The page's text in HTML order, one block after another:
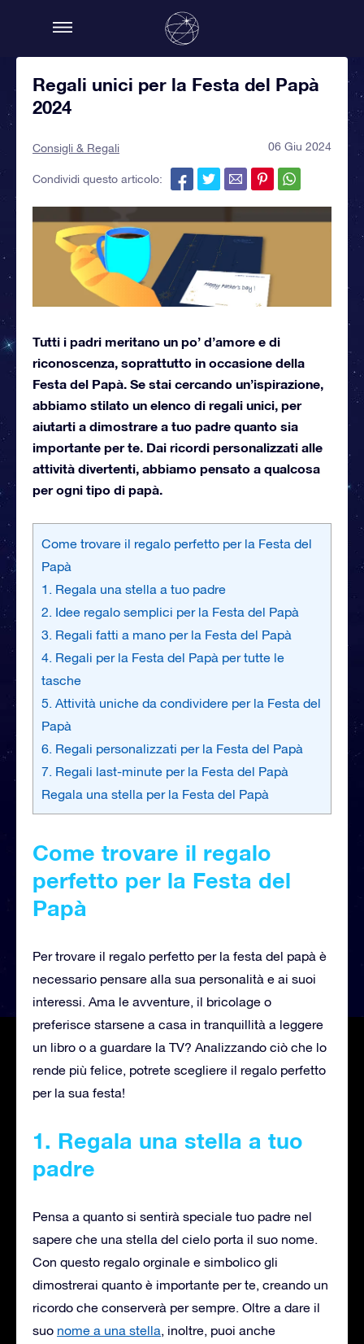
Regali unici per la Festa del Papà
2024
Consigli & Regali 06 Giu 2024
Condividi questo articolo:
Tutti i padri meritano un po’ d’amore e di
riconoscenza, soprattutto in occasione della
Festa del Papà. Se stai cercando un’ispirazione,
abbiamo stilato un elenco di regali unici, per
aiutarti a dimostrare a tuo padre quanto sia
importante per te. Dai ricordi personalizzati alle
attività divertenti, abbiamo pensato a qualcosa
per ogni tipo di papà.
Come trovare il regalo perfetto per la Festa del
Papà
1. Regala una stella a tuo padre
2. Idee regalo semplici per la Festa del Papà
3. Regali fatti a mano per la Festa del Papà
4. Regali per la Festa del Papà per tutte le
tasche
5. Attività uniche da condividere per la Festa del
Papà
6. Regali personalizzati per la Festa del Papà
7. Regali last-minute per la Festa del Papà
Regala una stella per la Festa del Papà
Come trovare il regalo
perfetto per la Festa del
Papà
Per trovare il regalo perfetto per la festa del papà è
necessario pensare alla sua personalità e ai suoi
interessi. Ama le avventure, il bricolage o
preferisce starsene a casa in tranquillità a leggere
un libro o a guardare la TV? Analizzando ciò che lo
rende più felice, potrete scegliere il regalo perfetto
per la sua festa!
1. Regala una stella a tuo
padre
Pensa a quanto si sentirà speciale tuo padre nel
sapere che una stella del cielo porta il suo nome.
Con questo regalo orginale e simbolico gli
dimostrerai quanto è importante per te, creando un
ricordo che conserverà per sempre. Oltre a dare il
suo nome a una stella, inoltre, puoi anche